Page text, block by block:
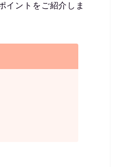
イントをご紹介しま